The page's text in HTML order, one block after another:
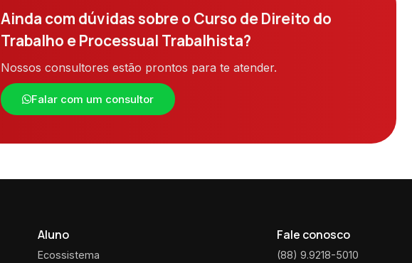
Ainda com dúvidas sobre o Curso de Direito do
Trabalho e Processual Trabalhista?
Nossos consultores estão prontos para te atender.
Falar com um consultor
Aluno
Ecossistema
Fale conosco
(88) 9.9218-5010